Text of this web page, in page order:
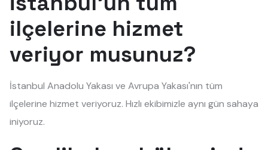
ilçelerine hizmet
veriyor musunuz?
İstanbul Anadolu Yakası ve Avrupa Yakası'nın tüm
ilçelerine hizmet veriyoruz. Hızlı ekibimizle aynı gün sahaya
iniyoruz.